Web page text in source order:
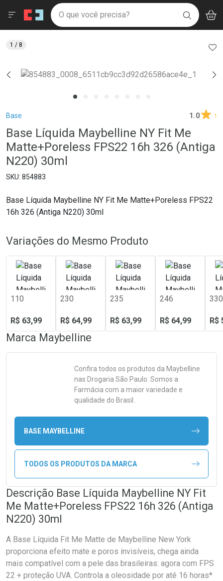
Drogaria São Paulo
Ir direto para a home
pela página
Ir direto para o conteúdo
Ir direto para a busca
Ir direto para a conta
Ir direto para a notificações
Ir direto para o carrinho
Faça a sua busca
O que você precisa? BUSCAR
Menu
Breadcrumb
Base 1.0 1
Base Líquida Maybelline NY Fit Me
Matte+Poreless FPS22 16h 326 (Antiga
N220) 30ml
854883
Base Líquida Maybelline NY Fit Me Matte+Poreless FPS22
16h 326 (Antiga N220) 30ml
1 / 8
Variações do Mesmo Produto
110
R$ 63,99
230
R$ 64,99
235
R$ 63,99
246
R$ 64,99
330
R$
Marca Maybelline
Confira todos os produtos da Maybelline
nas Drogaria São Paulo. Somos a
Farmácia com a maior variedade e
qualidade do Brasil.
BASE MAYBELLINE
TODOS OS PRODUTOS DA MARCA
Descrição Base Líquida Maybelline NY Fit
Me Matte+Poreless FPS22 16h 326 (Antiga
N220) 30ml
A Base Líquida Fit Me Matte de Maybelline New York
proporciona efeito mate e poros invisíveis, chega ainda
mais compatível com a pele das brasileiras: agora com FPS
22 + proteção UVA. Controla a oleosidade por até 16 horas*